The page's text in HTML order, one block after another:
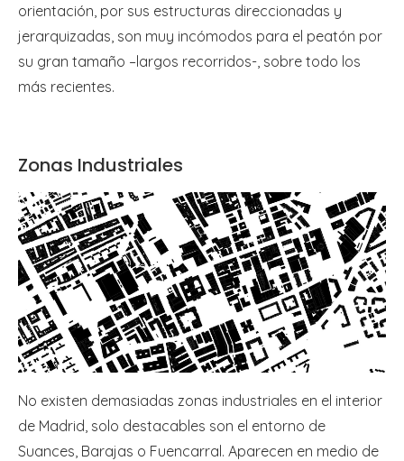
orientación, por sus estructuras direccionadas y
jerarquizadas, son muy incómodos para el peatón por
su gran tamaño –largos recorridos-, sobre todo los
más recientes.
Zonas Industriales
No existen demasiadas zonas industriales en el interior
de Madrid, solo destacables son el entorno de
Suances, Barajas o Fuencarral. Aparecen en medio de